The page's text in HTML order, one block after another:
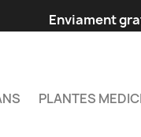
Enviament
PLANTES